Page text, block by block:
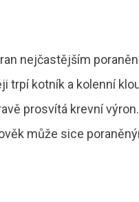
nejčastějším
trpí kotník a kolenní
prosvítá krevní
může sice